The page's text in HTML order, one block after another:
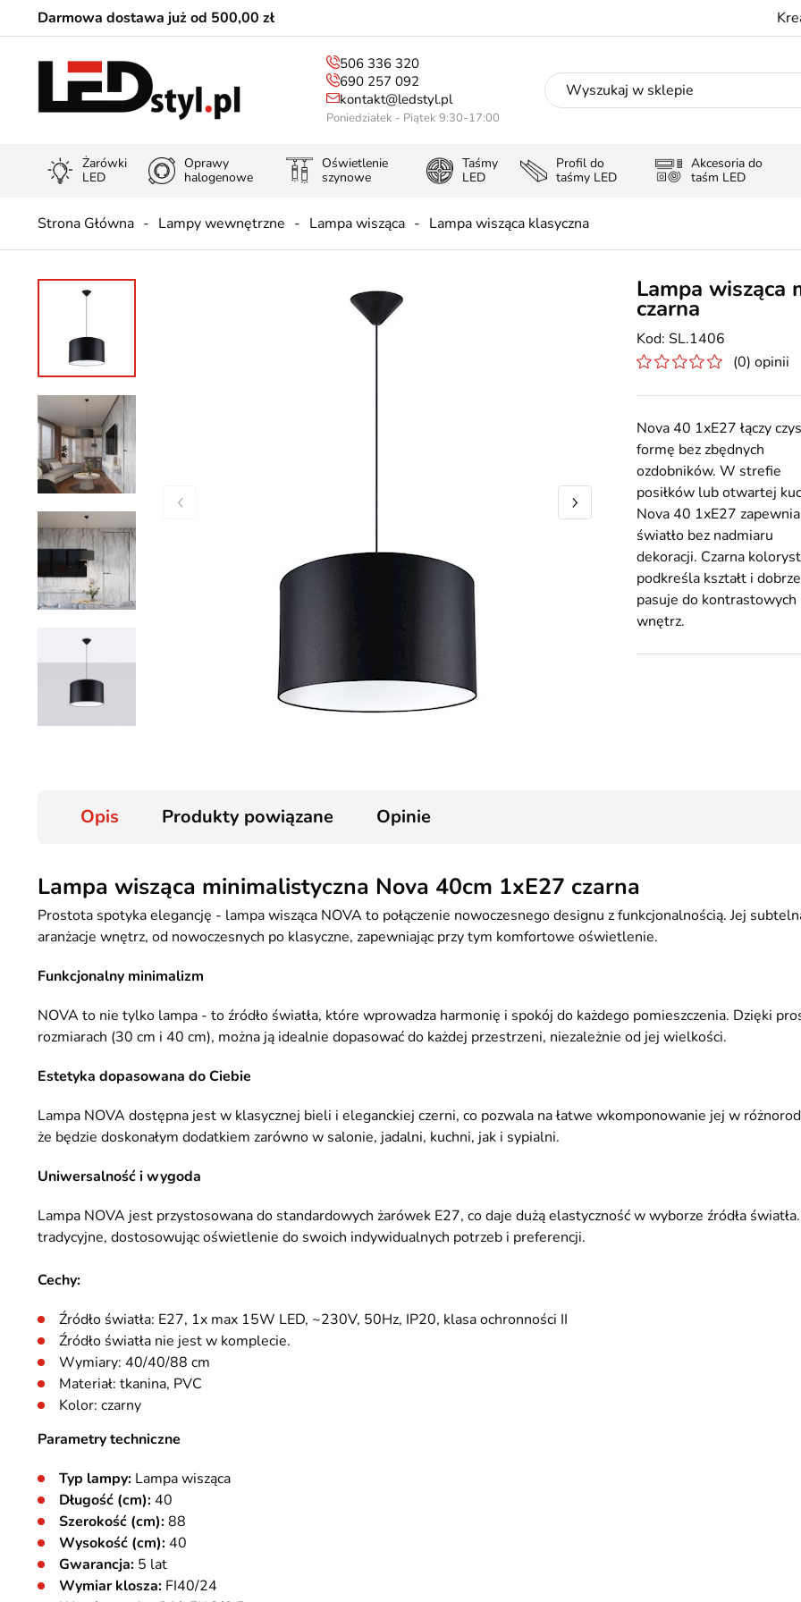
Darmowa dostawa już od 500,00 zł
506 336 320
690 257 092
kontakt@ledstyl.pl
Poniedziałek - Piątek 9:30-17:00
Żarówki
LED
Oprawy
halogenowe
Oświetlenie
szynowe
Taśmy
LED
Profil do
taśmy LED
Akcesoria do
taśm LED
Strona Główna Lampy wewnętrzne Lampa wisząca Lampa wisząca klasyczna
Lampa wisząca
czarna
SL.1406
(0) opinii
Nova 40 1xE27 łączy
formę bez zbędnych
ozdobników. W strefie
posiłków lub otwartej
Nova 40 1xE27 zapewnia
światło bez nadmiaru
dekoracji. Czarna
podkreśla kształt i dobrze
pasuje do kontrastowych
wnętrz.
Opis Produkty powiązane Opinie
Lampa wisząca minimalistyczna Nova 40cm 1xE27 czarna
Prostota spotyka elegancję - lampa wisząca NOVA to połączenie nowoczesnego designu z funkcjonalnością. Jej
aranżacje wnętrz, od nowoczesnych po klasyczne, zapewniając przy tym komfortowe oświetlenie.
Funkcjonalny minimalizm
NOVA to nie tylko lampa - to źródło światła, które wprowadza harmonię i spokój do każdego pomieszczenia. Dzięki
rozmiarach (30 cm i 40 cm), można ją idealnie dopasować do każdej przestrzeni, niezależnie od jej wielkości.
Estetyka dopasowana do Ciebie
Lampa NOVA dostępna jest w klasycznej bieli i eleganckiej czerni, co pozwala na łatwe wkomponowanie jej w
że będzie doskonałym dodatkiem zarówno w salonie, jadalni, kuchni, jak i sypialni.
Uniwersalność i wygoda
Lampa NOVA jest przystosowana do standardowych żarówek E27, co daje dużą elastyczność w wyborze źródła
tradycyjne, dostosowując oświetlenie do swoich indywidualnych potrzeb i preferencji.
Cechy:
Źródło światła: E27, 1x max 15W LED, ~230V, 50Hz, IP20, klasa ochronności II
Źródło światła nie jest w komplecie.
Wymiary: 40/40/88 cm
Materiał: tkanina, PVC
Kolor: czarny
Parametry techniczne
Typ lampy: Lampa wisząca
Długość (cm):40
Szerokość (cm):88
Wysokość (cm):40
Gwarancja: 5 lat
Wymiar klosza: FI40/24